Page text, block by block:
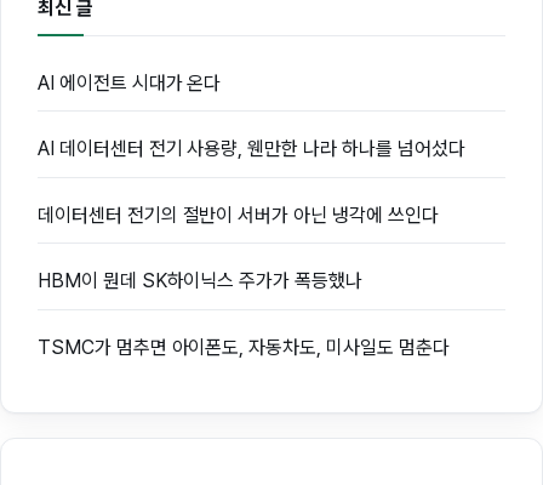
최신 글
AI 에이전트 시대가 온다
AI 데이터센터 전기 사용량, 웬만한 나라 하나를 넘어섰다
데이터센터 전기의 절반이 서버가 아닌 냉각에 쓰인다
HBM이 뭔데 SK하이닉스 주가가 폭등했나
TSMC가 멈추면 아이폰도, 자동차도, 미사일도 멈춘다